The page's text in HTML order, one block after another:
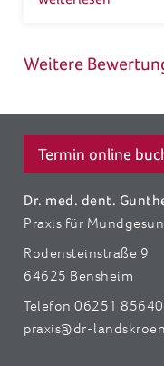
Dr. med. dent.
Praxis für
Rodensteinstraße 9
64625 Bensheim
Telefon 06251 856400
praxis@dr-